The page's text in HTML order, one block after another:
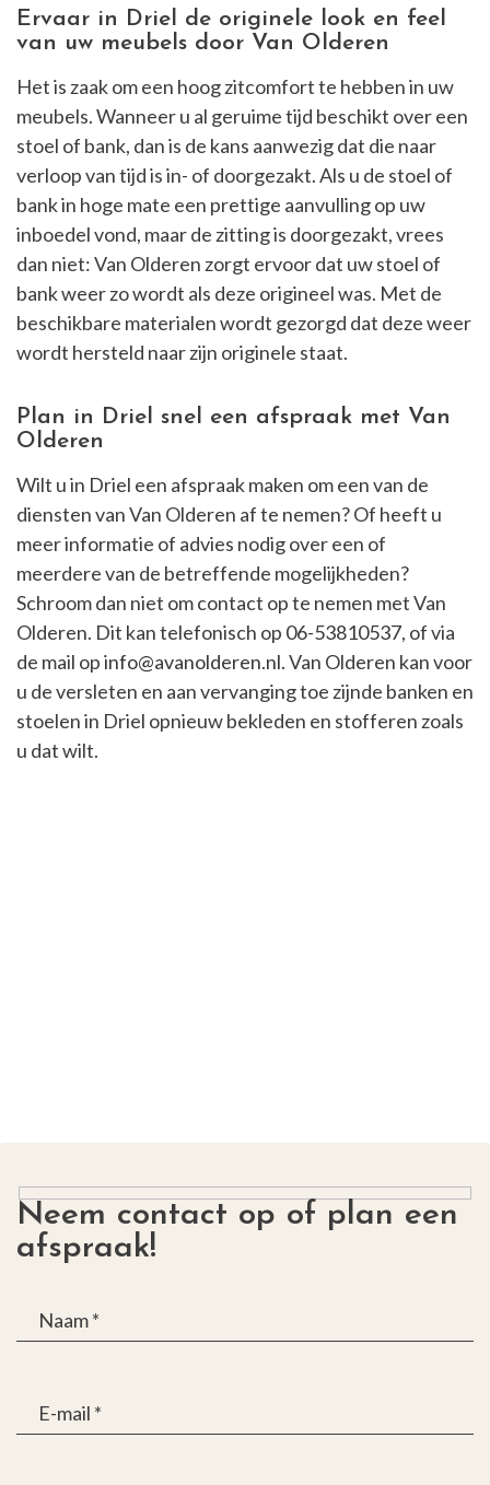
Ervaar in Driel de originele look en feel
van uw meubels door Van Olderen
Het is zaak om een hoog zitcomfort te hebben in uw
meubels. Wanneer u al geruime tijd beschikt over een
stoel of bank, dan is de kans aanwezig dat die naar
verloop van tijd is in- of doorgezakt. Als u de stoel of
bank in hoge mate een prettige aanvulling op uw
inboedel vond, maar de zitting is doorgezakt, vrees
dan niet: Van Olderen zorgt ervoor dat uw stoel of
bank weer zo wordt als deze origineel was. Met de
beschikbare materialen wordt gezorgd dat deze weer
wordt hersteld naar zijn originele staat.
Plan in Driel snel een afspraak met Van
Olderen
Wilt u in Driel een afspraak maken om een van de
diensten van Van Olderen af te nemen? Of heeft u
meer informatie of advies nodig over een of
meerdere van de betreffende mogelijkheden?
Schroom dan niet om contact op te nemen met Van
Olderen. Dit kan telefonisch op 06-53810537, of via
de mail opinfo@avanolderen.nl. Van Olderen kan voor
u de versleten en aan vervanging toe zijnde banken en
stoelen in Driel opnieuw bekleden en stofferen zoals
u dat wilt.
Neem contact op of plan een
afspraak!